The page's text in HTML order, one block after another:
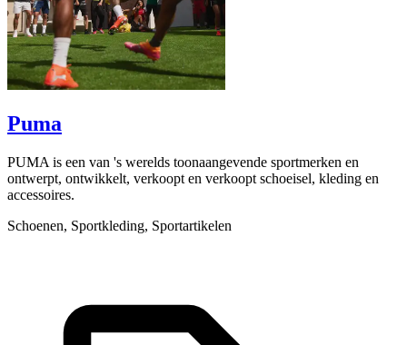
Puma
PUMA is een van 's werelds toonaangevende sportmerken en
ontwerpt, ontwikkelt, verkoopt en verkoopt schoeisel, kleding en
accessoires.
Schoenen, Sportkleding, Sportartikelen